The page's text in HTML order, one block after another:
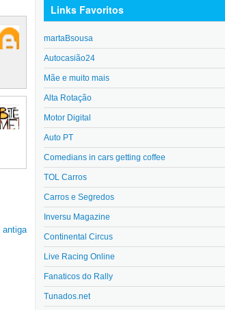
antiga
Links Favoritos
martaBsousa
Autocasião24
Mãe e muito mais
Alta Rotação
Motor Digital
Auto PT
Comedians in cars getting coffee
TOL Carros
Carros e Segredos
Inversu Magazine
Continental Circus
Live Racing Online
Fanaticos do Rally
Tunados.net